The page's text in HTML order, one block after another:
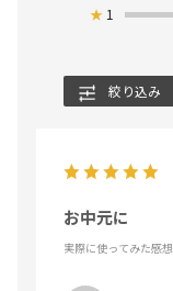
★ 1
絞り込み
お中元に
実際に使ってみた感想